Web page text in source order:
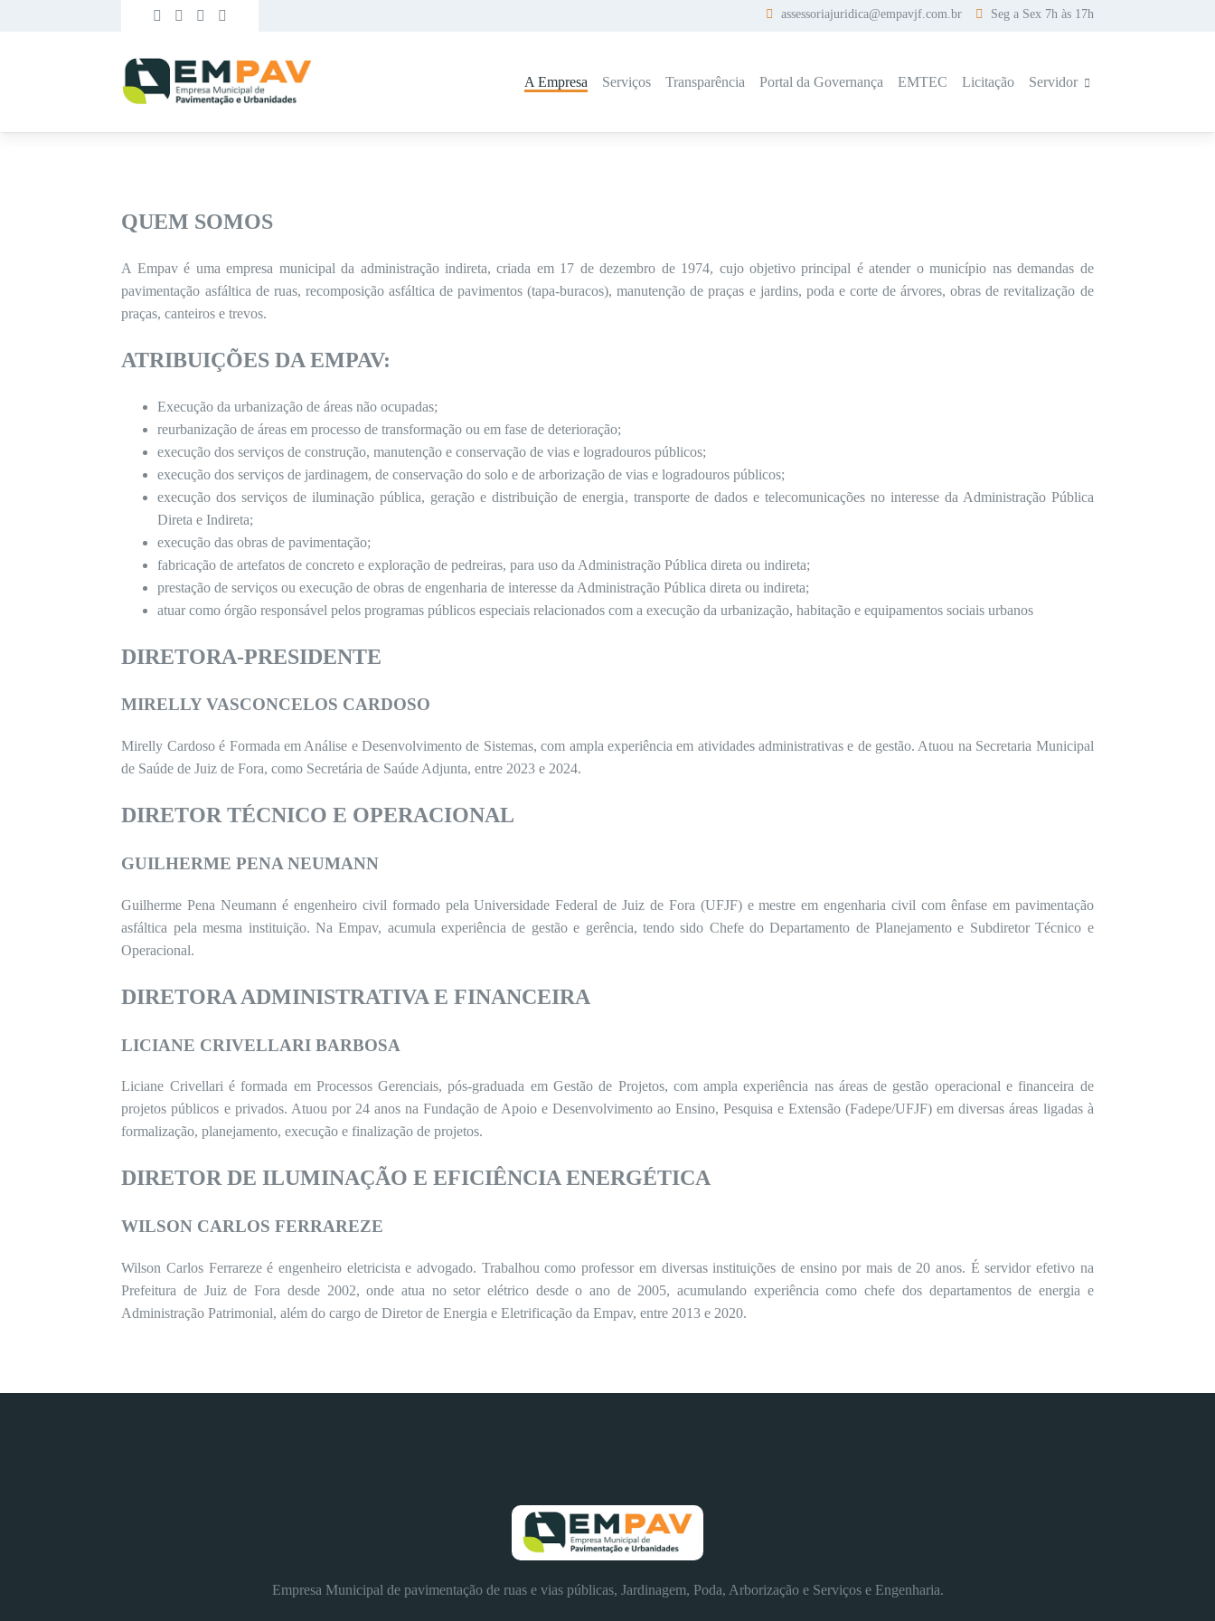
assessoriajuridica@empavjf.com.br Seg a Sex 7h às 17h
A Empresa Serviços Transparência Portal da Governança EMTEC Licitação Servidor
QUEM SOMOS
A Empav é uma empresa municipal da administração indireta, criada em 17 de dezembro de 1974, cujo objetivo principal é atender o município nas demandas de
pavimentação asfáltica de ruas, recomposição asfáltica de pavimentos (tapa-buracos), manutenção de praças e jardins, poda e corte de árvores, obras de revitalização de
praças, canteiros e trevos.
ATRIBUIÇÕES DA EMPAV:
Execução da urbanização de áreas não ocupadas;
reurbanização de áreas em processo de transformação ou em fase de deterioração;
execução dos serviços de construção, manutenção e conservação de vias e logradouros públicos;
execução dos serviços de jardinagem, de conservação do solo e de arborização de vias e logradouros públicos;
execução dos serviços de iluminação pública, geração e distribuição de energia, transporte de dados e telecomunicações no interesse da Administração Pública
Direta e Indireta;
execução das obras de pavimentação;
fabricação de artefatos de concreto e exploração de pedreiras, para uso da Administração Pública direta ou indireta;
prestação de serviços ou execução de obras de engenharia de interesse da Administração Pública direta ou indireta;
atuar como órgão responsável pelos programas públicos especiais relacionados com a execução da urbanização, habitação e equipamentos sociais urbanos
DIRETORA-PRESIDENTE
MIRELLY VASCONCELOS CARDOSO
Mirelly Cardoso é Formada em Análise e Desenvolvimento de Sistemas, com ampla experiência em atividades administrativas e de gestão. Atuou na Secretaria Municipal
de Saúde de Juiz de Fora, como Secretária de Saúde Adjunta, entre 2023 e 2024.
DIRETOR TÉCNICO E OPERACIONAL
GUILHERME PENA NEUMANN
Guilherme Pena Neumann é engenheiro civil formado pela Universidade Federal de Juiz de Fora (UFJF) e mestre em engenharia civil com ênfase em pavimentação
asfáltica pela mesma instituição. Na Empav, acumula experiência de gestão e gerência, tendo sido Chefe do Departamento de Planejamento e Subdiretor Técnico e
Operacional.
DIRETORA ADMINISTRATIVA E FINANCEIRA
LICIANE CRIVELLARI BARBOSA
Liciane Crivellari é formada em Processos Gerenciais, pós-graduada em Gestão de Projetos, com ampla experiência nas áreas de gestão operacional e financeira de
projetos públicos e privados. Atuou por 24 anos na Fundação de Apoio e Desenvolvimento ao Ensino, Pesquisa e Extensão (Fadepe/UFJF) em diversas áreas ligadas à
formalização, planejamento, execução e finalização de projetos.
DIRETOR DE ILUMINAÇÃO E EFICIÊNCIA ENERGÉTICA
WILSON CARLOS FERRAREZE
Wilson Carlos Ferrareze é engenheiro eletricista e advogado. Trabalhou como professor em diversas instituições de ensino por mais de 20 anos. É servidor efetivo na
Prefeitura de Juiz de Fora desde 2002, onde atua no setor elétrico desde o ano de 2005, acumulando experiência como chefe dos departamentos de energia e
Administração Patrimonial, além do cargo de Diretor de Energia e Eletrificação da Empav, entre 2013 e 2020.
Empresa Municipal de pavimentação de ruas e vias públicas, Jardinagem, Poda, Arborização e Serviços e Engenharia.